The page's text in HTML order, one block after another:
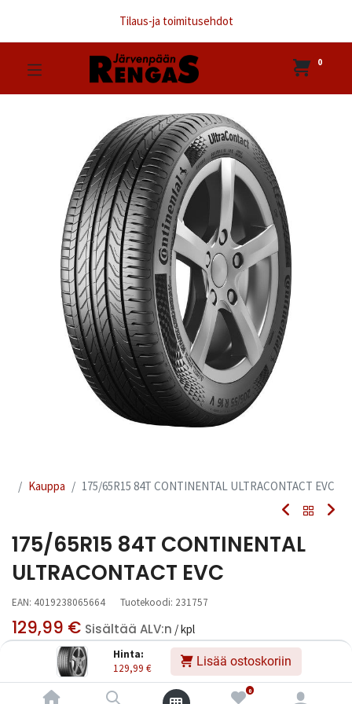
Hinta:
129,99 € Lisää ostoskoriin
0
Tilaus-ja toimitusehdot
0
Kauppa 175/65R15 84T CONTINENTAL ULTRACONTACT EVC
175/65R15 84T CONTINENTAL
ULTRACONTACT EVC
EAN: 4019238065664 Tuotekoodi: 231757
129,99 € Sisältää ALV:n / kpl
Toimittajilla (kotimaa): Saatavilla
Toimitusaika:
3 arkipäivää